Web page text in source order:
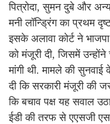
पित्रोदा, सुमन दुबे और
मनी लॉन्ड्रिंग का प्रथम
इसके अलावा कोर्ट ने
को मंजूरी दी, जिसमें
मांगी थी. मामले की
दी कि सरकारी मंजूरी की
कि बचाव पक्ष यह सवाल
ईडी की तरफ से एएसजी